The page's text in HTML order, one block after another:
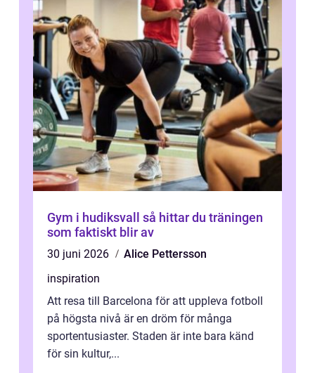
Gym i hudiksvall så hittar du träningen
som faktiskt blir av
30 juni 2026
Alice Pettersson
inspiration
Att resa till Barcelona för att uppleva fotboll
på högsta nivå är en dröm för många
sportentusiaster. Staden är inte bara känd
för sin kultur,...